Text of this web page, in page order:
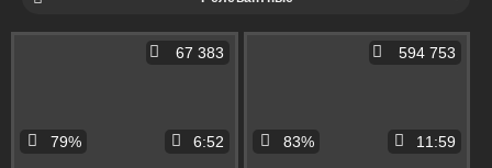
79%
67 383
6:52 83%
594 753
11:59